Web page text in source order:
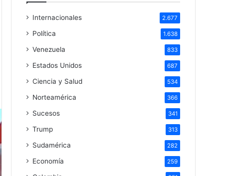
Internacionales 2.677
Política 1.638
Venezuela 833
Estados Unidos 687
Ciencia y Salud 534
Norteamérica 366
Sucesos 341
Trump 313
Sudamérica 282
Economía 259